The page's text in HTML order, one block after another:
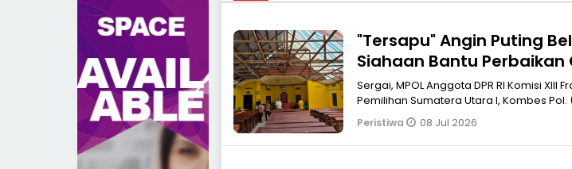
"Tersapu" Angin Puting
Siahaan Bantu Perbaikan
Sei Bamban
Sergai, MPOL Anggota DPR RI Komisi XIII Fraksi Partai Golkar Daerah
Pemilihan Sumatera Utara I, Kombes Pol.
S.
Peristiwa 08 Jul 2026